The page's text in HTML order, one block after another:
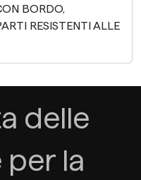
BORDO,
RESISTENTI ALLE
delle
la